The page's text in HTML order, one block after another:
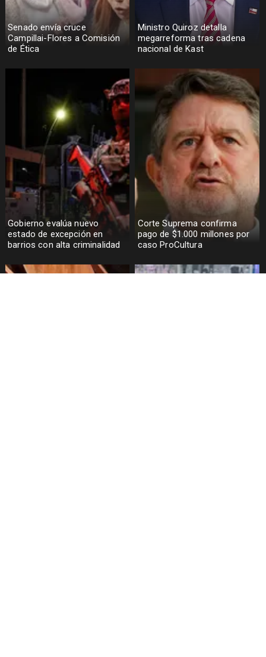
Senado envía cruce
Campillai-Flores a Comisión
de Ética
Ministro Quiroz detalla
megarreforma tras cadena
nacional de Kast
Gobierno evalúa nuevo
estado de excepción en
barrios con alta criminalidad
Corte Suprema confirma
pago de $1.000 millones por
caso ProCultura